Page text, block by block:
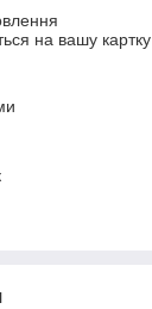
на вашу картку